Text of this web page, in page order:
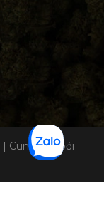
| Cung cấp bởi